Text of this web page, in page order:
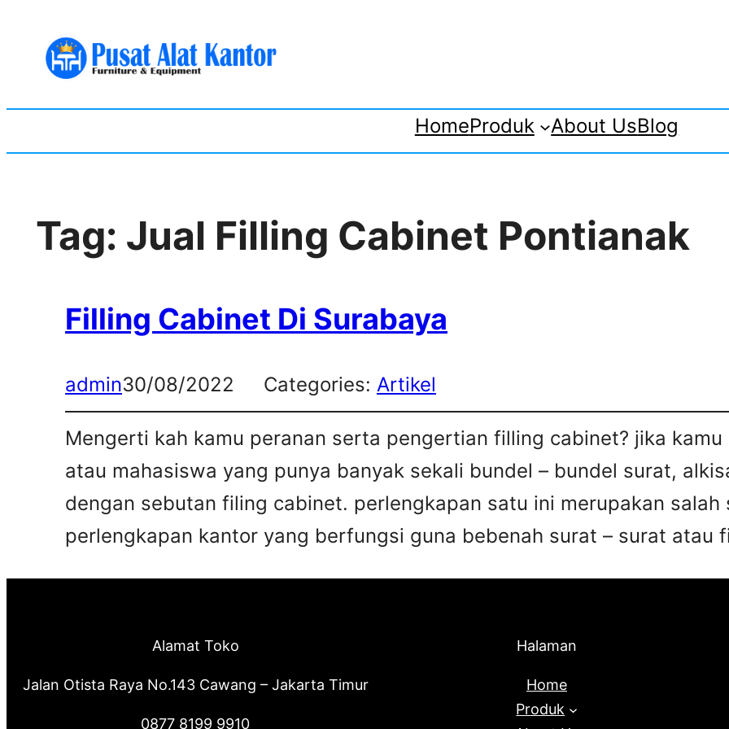
content
HomeProduk About UsBlog
Tag: Jual Filling Cabinet Pontianak
Filling Cabinet Di Surabaya
admin30/08/2022 Categories: Artikel
Mengerti kah kamu peranan serta pengertian filling cabinet? jika
atau mahasiswa yang punya banyak sekali bundel – bundel surat,
dengan sebutan filing cabinet. perlengkapan satu ini merupakan salah
perlengkapan kantor yang berfungsi guna bebenah surat – surat atau
Alamat Toko
Jalan Otista Raya No.143 Cawang – Jakarta Timur
0877 8199 9910
Halaman
Home
Produk